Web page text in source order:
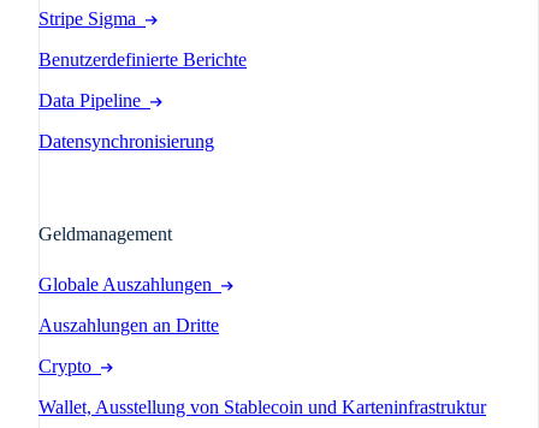
Stripe Sigma
Benutzerdefinierte Berichte
Data Pipeline
Datensynchronisierung
Geldmanagement
Globale Auszahlungen
Auszahlungen an Dritte
Crypto
Wallet, Ausstellung von Stablecoin und Karteninfrastruktur